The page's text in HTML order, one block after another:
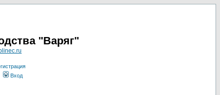
"Варяг"
Вход